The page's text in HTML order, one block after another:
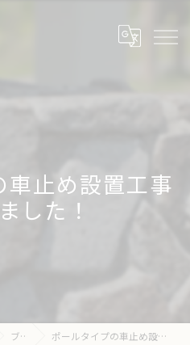
車止め設置工事
した！
ブログ ポールタイプの車止め設置工事を行いました！